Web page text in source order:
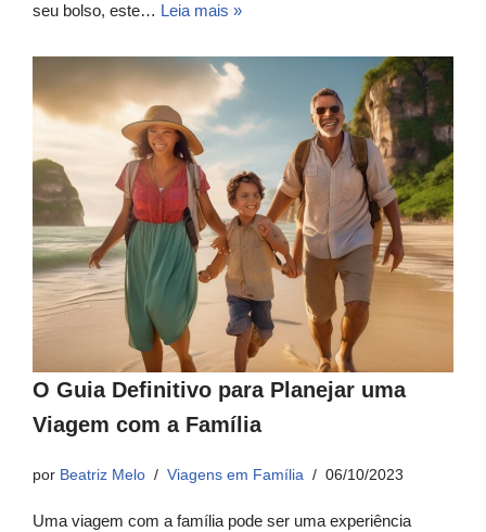
seu bolso, este… Leia mais »
O Guia Definitivo para Planejar uma
Viagem com a Família
por Beatriz Melo Viagens em Família 06/10/2023
Uma viagem com a família pode ser uma experiência